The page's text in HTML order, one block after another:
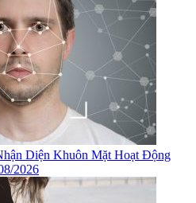
Diện Khuôn Mặt Hoạt Động
2026